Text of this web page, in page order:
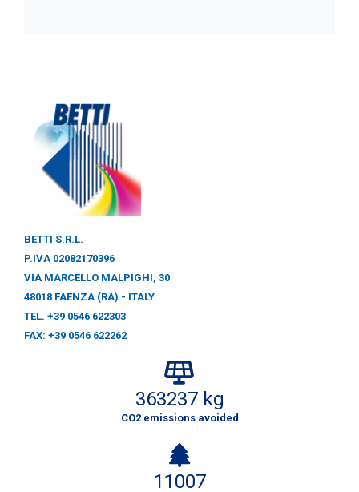
BETTI S.R.L.
P.IVA 02082170396
VIA MARCELLO MALPIGHI, 30
48018 FAENZA (RA) - ITALY
TEL. +39 0546 622303
FAX: +39 0546 622262
363237 kg
CO2 emissions avoided
11007